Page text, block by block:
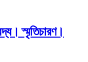
স্মৃতিচারণ।